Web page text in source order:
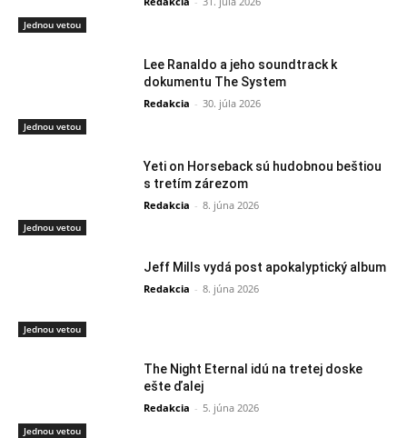
Jednou vetou
Jednou vetou
Lee Ranaldo a jeho soundtrack k
dokumentu The System
Redakcia - 30. júla 2026
Jednou vetou
Yeti on Horseback sú hudobnou beštiou
s tretím zárezom
Redakcia - 8. júna 2026
Jednou vetou
Jeff Mills vydá post apokalyptický album
Redakcia - 8. júna 2026
Jednou vetou
The Night Eternal idú na tretej doske
ešte ďalej
Redakcia - 5. júna 2026